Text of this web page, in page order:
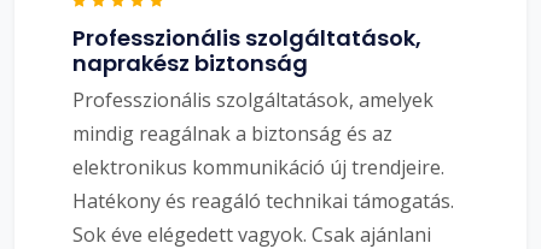
Professzionális szolgáltatások,
naprakész biztonság
Professzionális szolgáltatások, amelyek
mindig reagálnak a biztonság és az
elektronikus kommunikáció új trendjeire.
Hatékony és reagáló technikai támogatás.
Sok éve elégedett vagyok. Csak ajánlani